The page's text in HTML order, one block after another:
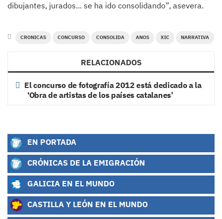
dibujantes, jurados... se ha ido consolidando”, asevera.
CRONICAS CONCURSO CONSOLIDA ANOS XIC NARRATIVA
RELACIONADOS
El concurso de fotografía 2012 está dedicado a la
‘Obra de artistas de los países catalanes’
EN PORTADA
CRÓNICAS DE LA EMIGRACIÓN
GALICIA EN EL MUNDO
CASTILLA Y LEÓN EN EL MUNDO